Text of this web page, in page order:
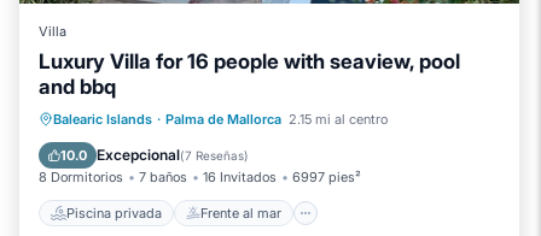
Villa
Luxury Villa for 16 people with seaview, pool
and bbq
Balearic Islands · Palma de Mallorca 2.15 mi al centro
10.0 Excepcional(7 Reseñas)
8 Dormitorios 7 baños 16 Invitados 6997 pies²
Piscina privada Frente al mar
Piscina privada
Frente al mar
Aparcamiento